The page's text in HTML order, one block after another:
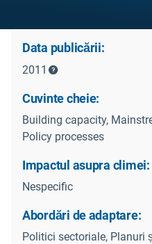
Data publicării:
2011
Cuvinte cheie:
Building capacity,
Policy processes
Impactul asupra climei:
Nespecific
Abordări de adaptare:
Politici sectoriale, Planuri